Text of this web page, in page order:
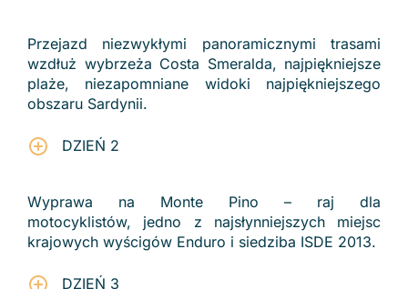
Przejazd niezwykłymi panoramicznymi trasami
wzdłuż wybrzeża Costa Smeralda, najpiękniejsze
plaże, niezapomniane widoki najpiękniejszego
obszaru Sardynii.
DZIEŃ 2
Wyprawa na Monte Pino – raj dla
motocyklistów, jedno z najsłynniejszych miejsc
krajowych wyścigów Enduro i siedziba ISDE 2013.
DZIEŃ 3